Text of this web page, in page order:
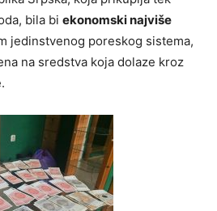
bila bi ekonomski najviše
jedinstvenog poreskog sistema,
na sredstva koja dolaze kroz